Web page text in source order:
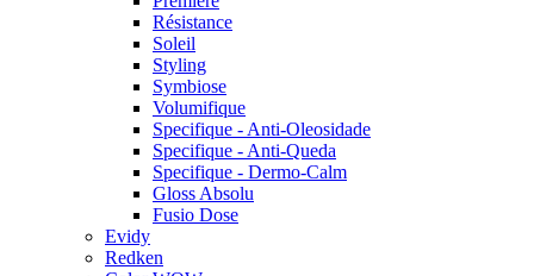
Résistance
Soleil
Styling
Symbiose
Volumifique
Specifique - Anti-Oleosidade
Specifique - Anti-Queda
Specifique - Dermo-Calm
Gloss Absolu
Fusio Dose
Evidy
Redken